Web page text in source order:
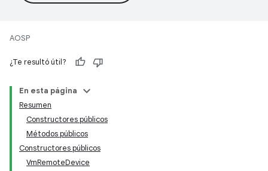
AOSP
¿Te resultó útil?
En esta página
Resumen
Constructores públicos
Métodos públicos
Constructores públicos
VmRemoteDevice